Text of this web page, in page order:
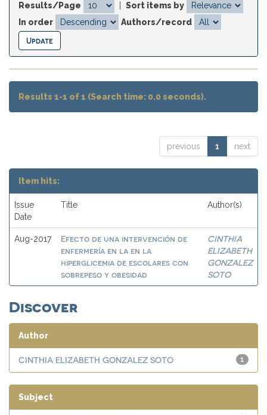
Results/Page
Sort items by
In order
Authors/record
Results 1-1 of 1 (Search time: 0.0 seconds).
previous 1 next
Item hits:
Issue
Date
Title Author(s)
Aug-2017
Efecto de una intervención de
enfermería en la en la
hiperglicemia de escolares con
sobrepeso y obesidad
CINTHIA
ELIZABETH
GONZALEZ
SOTO
Discover
Author
1
CINTHIA ELIZABETH GONZALEZ SOTO
Subject